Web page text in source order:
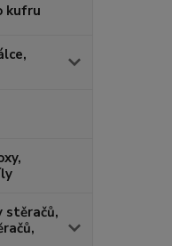
kufru
stěračů,